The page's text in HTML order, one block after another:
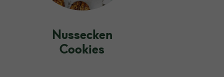
Nussecken
Cookies